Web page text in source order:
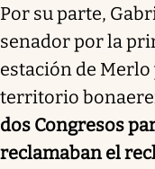
Por su parte,
senador por la
estación de Merlo
territorio
dos Congresos
reclamaban el